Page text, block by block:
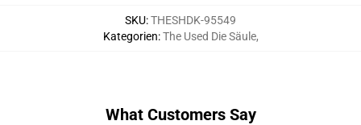
SKU:THESHDK-95549
Kategorien:The Used Die Säule,
What Customers Say